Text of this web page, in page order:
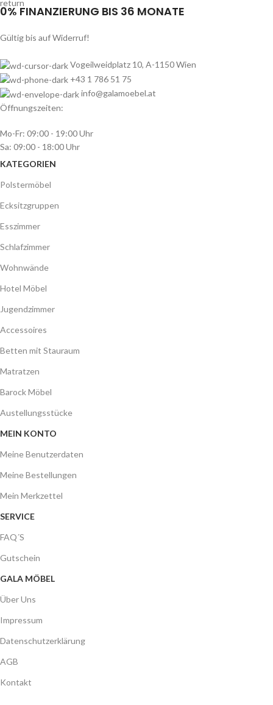
0% FINANZIERUNG BIS 36 MONATE
Gültig bis auf Widerruf!
Vogeilweidplatz 10, A-1150 Wien
+43 1 786 51 75
info@galamoebel.at
Öffnungszeiten:
Mo-Fr: 09:00 - 19:00 Uhr
Sa: 09:00 - 18:00 Uhr
KATEGORIEN
Polstermöbel
Ecksitzgruppen
Esszimmer
Schlafzimmer
Wohnwände
Hotel Möbel
Jugendzimmer
Accessoires
Betten mit Stauraum
Matratzen
Barock Möbel
Austellungsstücke
MEIN KONTO
Meine Benutzerdaten
Meine Bestellungen
Mein Merkzettel
SERVICE
FAQ´S
Gutschein
GALA MÖBEL
Über Uns
Impressum
Datenschutzerklärung
AGB
Kontakt